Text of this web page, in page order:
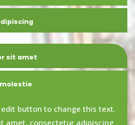
sit amet
button to change this text.
amet, consectetur adipiscing